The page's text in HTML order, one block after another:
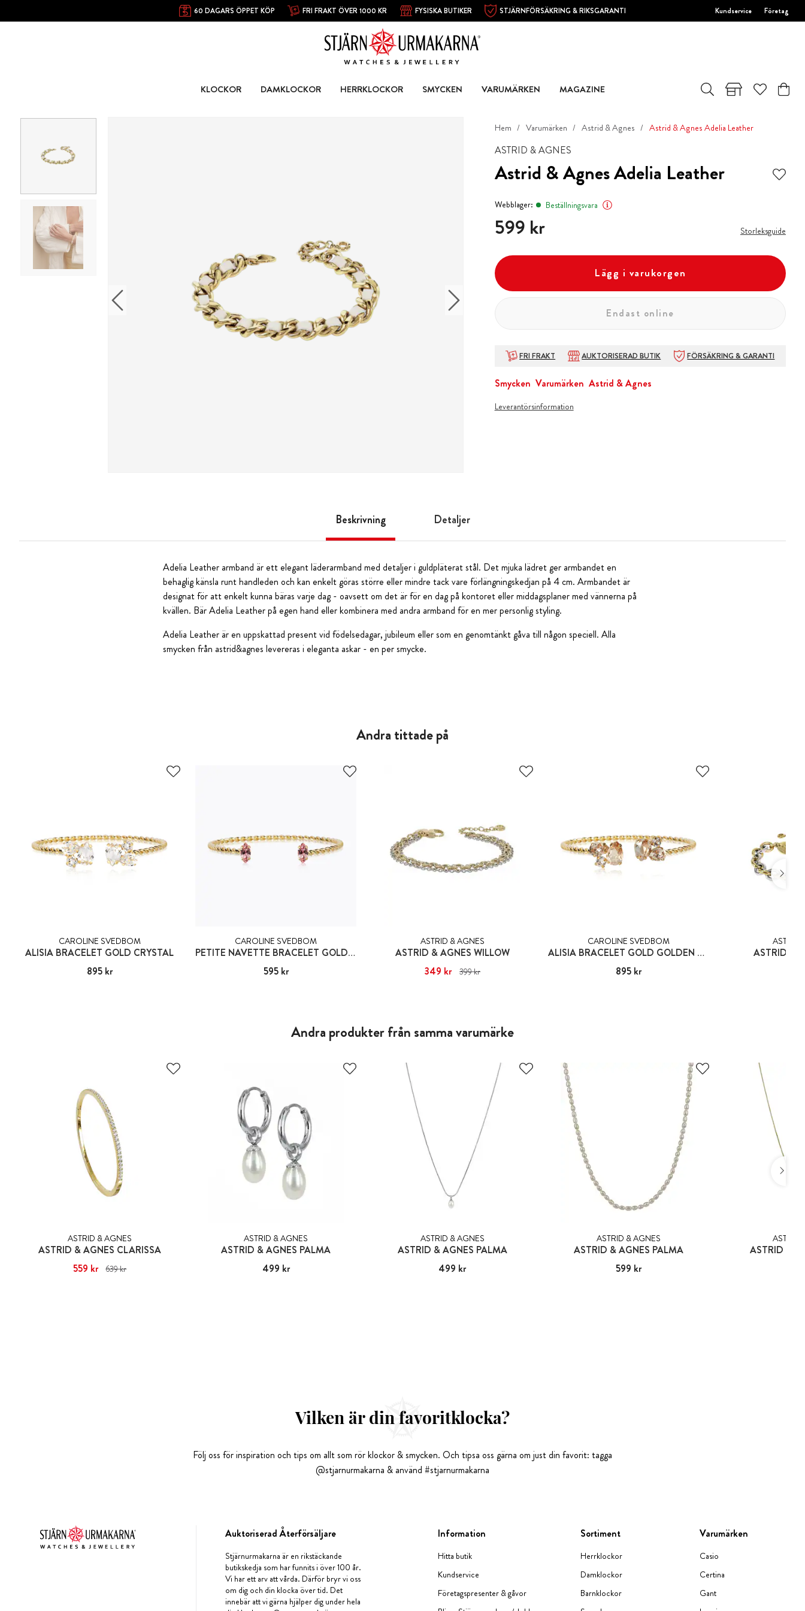
60 DAGARS ÖPPET KÖP FRI FRAKT ÖVER 1000 KR FYSISKA BUTIKER STJÄRNFÖRSÄKRING & RIKSGARANTI Kundservice Företag
KLOCKOR DAMKLOCKOR HERRKLOCKOR SMYCKEN VARUMÄRKEN MAGAZINE
Hem Varumärken Astrid & Agnes Astrid & Agnes Adelia Leather
ASTRID & AGNES
Astrid & Agnes Adelia Leather
Webblager: Beställningsvara
Pris:599 kr
599 kr Storleksguide
Lägg i varukorgen
Endast online
FRI FRAKT AUKTORISERAD BUTIK FÖRSÄKRING & GARANTI
Smycken Varumärken Astrid & Agnes
Leverantörsinformation
Beskrivning Detaljer
Adelia Leather armband är ett elegant läderarmband med detaljer i guldpläterat stål. Det mjuka lädret ger armbandet en
behaglig känsla runt handleden och kan enkelt göras större eller mindre tack vare förlängningskedjan på 4 cm. Armbandet är
designat för att enkelt kunna bäras varje dag - oavsett om det är för en dag på kontoret eller middagsplaner med vännerna på
kvällen. Bär Adelia Leather på egen hand eller kombinera med andra armband för en mer personlig styling.
Adelia Leather är en uppskattad present vid födelsedagar, jubileum eller som en genomtänkt gåva till någon speciell. Alla
smycken från astrid&agnes levereras i eleganta askar - en per smycke.
Andra tittade på
CAROLINE SVEDBOM
ALISIA BRACELET GOLD CRYSTAL
Pris:895 kr
895 kr
CAROLINE SVEDBOM
PETITE NAVETTE BRACELET GOLD LIGHT ROSE
Pris:595 kr
595 kr
ASTRID & AGNES
ASTRID & AGNES WILLOW
Nuvarande pris:349 krTidigare pris
349 kr 399 kr
CAROLINE SVEDBOM
ALISIA BRACELET GOLD GOLDEN COMBO
Pris:895 kr
895 kr
ASTRID
ASTRID &
Andra produkter från samma varumärke
ASTRID & AGNES
ASTRID & AGNES CLARISSA
Nuvarande pris :559 krTidigare pris
559 kr 639 kr
ASTRID & AGNES
ASTRID & AGNES PALMA
Pris:499 kr
499 kr
ASTRID & AGNES
ASTRID & AGNES PALMA
Pris:499 kr
499 kr
ASTRID & AGNES
ASTRID & AGNES PALMA
Pris:599 kr
599 kr
ASTRID
ASTRID &
Vilken är din favoritklocka?
Följ oss för inspiration och tips om allt som rör klockor & smycken. Och tipsa oss gärna om just din favorit: tagga
@stjarnurmakarna & använd #stjarnurmakarna
Auktoriserad Återförsäljare
Stjärnurmakarna är en rikstäckande
butikskedja som har funnits i över 100 år.
Vi har ett arv att vårda. Därför bryr vi oss
om dig och din klocka över tid. Det
innebär att vi gärna hjälper dig under hela
Information
Hitta butik
Kundservice
Företagspresenter & gåvor
Sortiment
Herrklockor
Damklockor
Barnklockor
Varumärken
Casio
Certina
Gant